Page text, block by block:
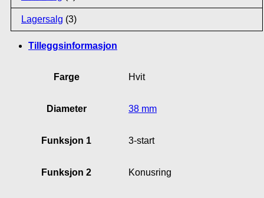
Lagersalg (3)
Tilleggsinformasjon
Farge Hvit
Diameter 38 mm
Funksjon 1 3-start
Funksjon 2 Konusring